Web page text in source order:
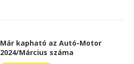
Már kapható az Autó-Motor
2024/Március száma